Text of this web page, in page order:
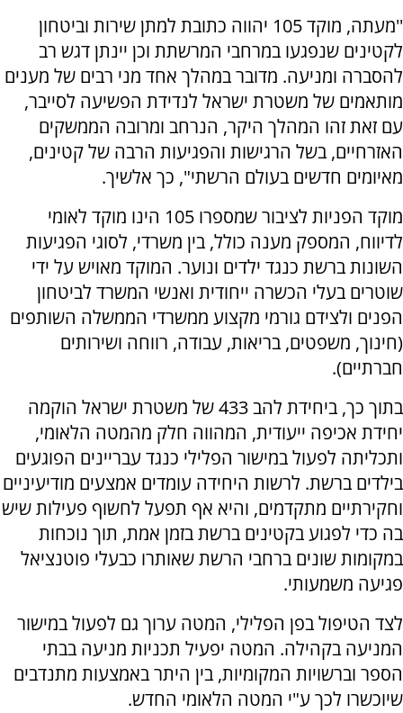
''מעתה, מוקד 105 יהווה כתובת למתן שירות וביטחון
לקטינים שנפגעו במרחבי המרשתת וכן יינתן דגש רב
להסברה ומניעה. מדובר במהלך אחד מני רבים של מענים
מותאמים של משטרת ישראל לנדידת הפשיעה לסייבר,
עם זאת זהו המהלך היקר, הנרחב ומרובה הממשקים
האזרחיים, בשל הרגישות והפגיעות הרבה של קטינים,
מאיומים חדשים בעולם הרשתי", כך אלשיך.
מוקד הפניות לציבור שמספרו 105 הינו מוקד לאומי
לדיווח, המספק מענה כולל, בין משרדי, לסוגי הפגיעות
השונות ברשת כנגד ילדים ונוער. המוקד מאויש על ידי
שוטרים בעלי הכשרה ייחודית ואנשי המשרד לביטחון
הפנים ולצידם גורמי מקצוע ממשרדי הממשלה השותפים
(חינוך, משפטים, בריאות, עבודה, רווחה ושירותים
חברתיים).
בתוך כך, ביחידת להב 433 של משטרת ישראל הוקמה
יחידת אכיפה ייעודית, המהווה חלק מהמטה הלאומי,
ותכליתה לפעול במישור הפלילי כנגד עבריינים הפוגעים
בילדים ברשת. לרשות היחידה עומדים אמצעים מודיעיניים
וחקירתיים מתקדמים, והיא אף תפעל לחשוף פעילות שיש
בה כדי לפגוע בקטינים ברשת בזמן אמת, תוך נוכחות
במקומות שונים ברחבי הרשת שאותרו כבעלי פוטנציאל
פגיעה משמעותי.
לצד הטיפול בפן הפלילי, המטה ערוך גם לפעול במישור
המניעה בקהילה. המטה יפעיל תכניות מניעה בבתי
הספר וברשויות המקומיות, בין היתר באמצעות מתנדבים
שיוכשרו לכך ע"י המטה הלאומי החדש.